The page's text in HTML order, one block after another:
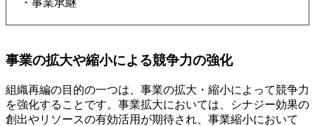
・事業承継
事業の拡大や縮小による競争力の強化
組織再編の目的の一つは、事業の拡大・縮小によって競争力
を強化することです。事業拡大においては、シナジー効果の
創出やリソースの有効活用が期待され、事業縮小において